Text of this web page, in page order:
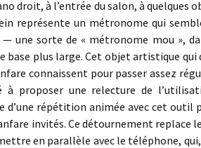
droit, à l’entrée du salon, à
représente un métronome qui
— une sorte de « métronome mou »,
base plus large. Cet objet artistique
connaissent pour passer assez
à proposer une relecture de
d’une répétition animée avec cet outil
invités. Ce détournement
en parallèle avec le téléphone,